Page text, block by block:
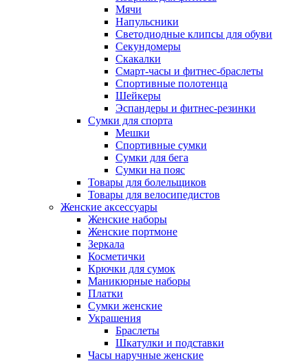
Мячи
Напульсники
Светодиодные клипсы для обуви
Секундомеры
Скакалки
Смарт-часы и фитнес-браслеты
Спортивные полотенца
Шейкеры
Эспандеры и фитнес-резинки
Сумки для спорта
Мешки
Спортивные сумки
Сумки для бега
Сумки на пояс
Товары для болельщиков
Товары для велосипедистов
Женские аксессуары
Женские наборы
Женские портмоне
Зеркала
Косметички
Крючки для сумок
Маникюрные наборы
Платки
Сумки женские
Украшения
Браслеты
Шкатулки и подставки
Часы наручные женские